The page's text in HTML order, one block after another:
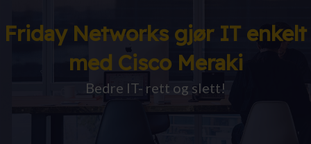
Suksesshistorier
Aktuelt
Jobb hos oss
Friday Networks gjør IT enkelt
med Cisco Meraki
Bedre IT- rett og slett!